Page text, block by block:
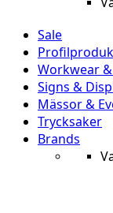
Sale
Workwear
Signs &
Mässor &
Trycksaker
Brands